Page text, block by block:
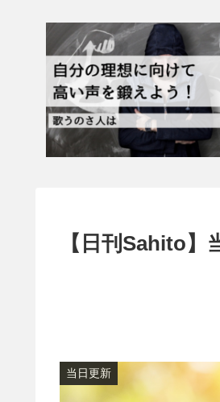
【日刊Sahito】
当日更新